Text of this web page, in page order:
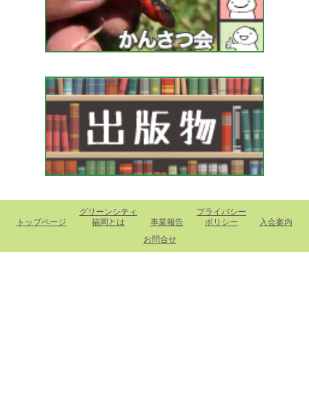
トップページ
グリーンシティ
福岡とは
事業報告
プライバシー
ポリシー
入会案内
お問合せ